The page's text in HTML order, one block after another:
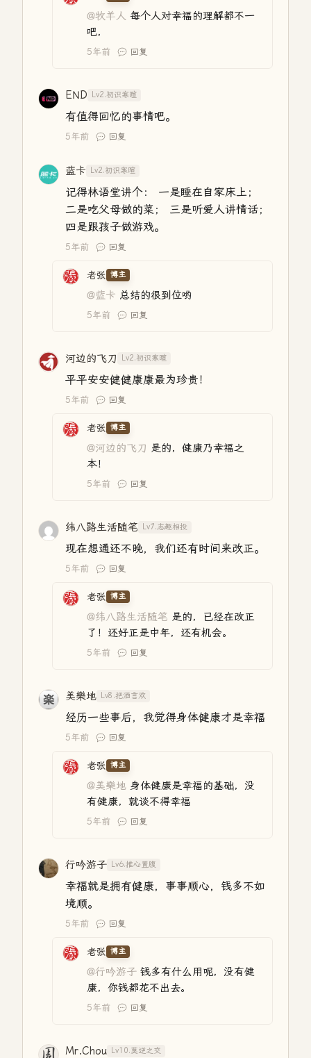
@牧羊人 每个人对幸福的理解都不一
吧，
5年前 回复
END Lv2.初识寒暄
有值得回忆的事情吧。
5年前 回复
蓝卡 Lv2.初识寒暄
记得林语堂讲个： 一是睡在自家床上；
二是吃父母做的菜； 三是听爱人讲情话；
四是跟孩子做游戏。
5年前 回复
老张 博主
@蓝卡 总结的很到位哟
5年前 回复
河边的飞刀 Lv2.初识寒暄
平平安安健健康康最为珍贵！
5年前 回复
老张 博主
@河边的飞刀 是的，健康乃幸福之
本！
5年前 回复
纬八路生活随笔 Lv7.志趣相投
现在想通还不晚，我们还有时间来改正。
5年前 回复
老张 博主
@纬八路生活随笔 是的，已经在改正
了！还好正是中年，还有机会。
5年前 回复
美樂地 Lv8.把酒言欢
经历一些事后，我觉得身体健康才是幸福
5年前 回复
老张 博主
@美樂地 身体健康是幸福的基础，没
有健康，就谈不得幸福
5年前 回复
行吟游子 Lv6.推心置腹
幸福就是拥有健康，事事顺心，钱多不如
境顺。
5年前 回复
老张 博主
@行吟游子 钱多有什么用呢，没有健
康，你钱都花不出去。
5年前 回复
Mr.Chou Lv10.莫逆之交